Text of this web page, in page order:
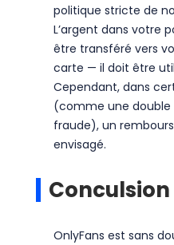
politique stricte de
L’argent dans votre
être transféré vers
carte — il doit être
Cependant, dans
(comme une
fraude), un
envisagé.
Conculsion
OnlyFans est sans